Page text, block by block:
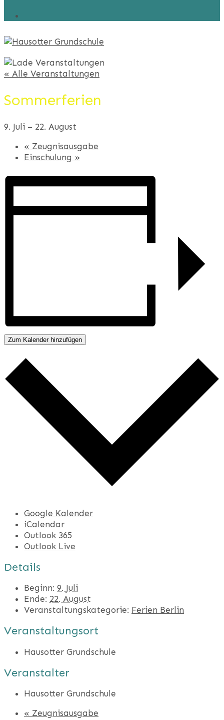
« Alle Veranstaltungen
Sommerferien
9. Juli – 22. August
« Zeugnisausgabe
Einschulung »
Zum Kalender hinzufügen
Google Kalender
iCalendar
Outlook 365
Outlook Live
Details
Beginn: 9. Juli
Ende: 22. August
Veranstaltungskategorie: Ferien Berlin
Veranstaltungsort
Hausotter Grundschule
Veranstalter
Hausotter Grundschule
« Zeugnisausgabe